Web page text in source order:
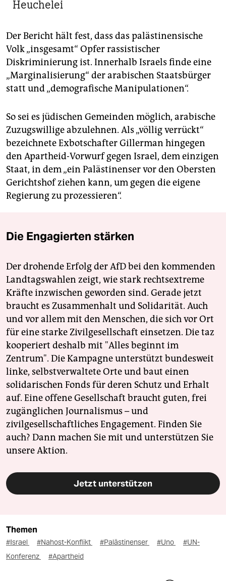
Heuchelei
Der Bericht hält fest, dass das palästinensische
Volk „insgesamt“ Opfer rassistischer
Diskriminierung ist. Innerhalb Israels finde eine
„Marginalisierung“ der arabischen Staatsbürger
statt und „demografische Manipulationen“.
So sei es jüdischen Gemeinden möglich, arabische
Zuzugswillige abzulehnen. Als „völlig verrückt“
bezeichnete Exbotschafter Gillerman hingegen
den Apartheid-Vorwurf gegen Israel, dem einzigen
Staat, in dem „ein Palästinenser vor den Obersten
Gerichtshof ziehen kann, um gegen die eigene
Regierung zu prozessieren“.
Die Engagierten stärken
Der drohende Erfolg der AfD bei den kommenden
Landtagswahlen zeigt, wie stark rechtsextreme
Kräfte inzwischen geworden sind. Gerade jetzt
braucht es Zusammenhalt und Solidarität. Auch
und vor allem mit den Menschen, die sich vor Ort
für eine starke Zivilgesellschaft einsetzen. Die taz
kooperiert deshalb mit "Alles beginnt im
Zentrum". Die Kampagne unterstützt bundesweit
linke, selbstverwaltete Orte und baut einen
solidarischen Fonds für deren Schutz und Erhalt
auf. Eine offene Gesellschaft braucht guten, frei
zugänglichen Journalismus – und
zivilgesellschaftliches Engagement. Finden Sie
auch? Dann machen Sie mit und unterstützen Sie
unsere Aktion.
Jetzt unterstützen
Themen
#Israel #Nahost-Konflikt #Palästinenser #Uno
#UN-
Konferenz
#Apartheid